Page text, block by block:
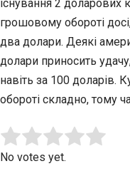
існування 2
грошовому обороті
два долари. Деякі
долари приносить
навіть за 100 доларів.
обороті складно, тому
Rate this item:
No votes yet.